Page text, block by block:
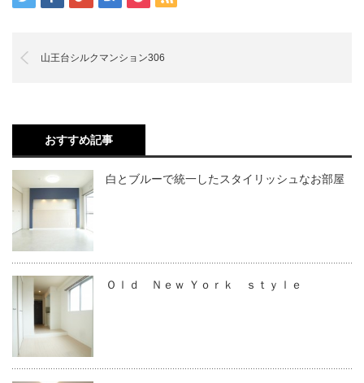
山王台シルクマンション306
おすすめ記事
白とブルーで統一したスタイリッシュなお部屋
Ｏｌｄ Ｎｅｗ Ｙｏｒｋ ｓｔｙｌｅ